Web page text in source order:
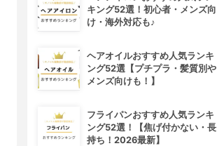
キング52選！初心者・メンズ向
け・海外対応も♪
ヘアオイルおすすめ人気ランキ
ング52選【プチプラ・髪質別や
メンズ向けも！】
フライパンおすすめ人気ランキ
ング52選！【焦げ付かない・長
持ち！2026最新】